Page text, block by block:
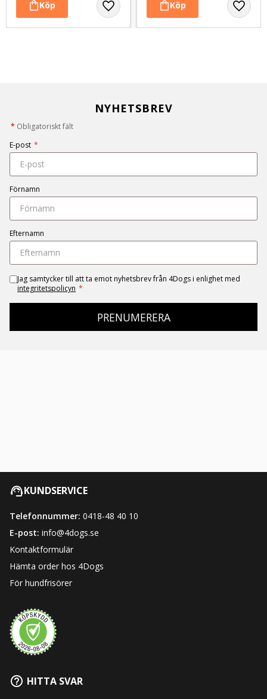
NYHETSBREV
* Obligatoriskt fält
E-post *
Förnamn
Efternamn
Jag samtycker till att ta emot nyhetsbrev från 4Dogs i enlighet med
integritetspolicyn *
PRENUMERERA
KUNDSERVICE
Telefonnummer: 0418-48 40 10
E-post: info@4dogs.se
Kontaktformulär
Hämta order hos 4Dogs
För hundfrisörer
HITTA SVAR